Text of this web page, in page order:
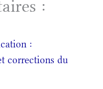
:
:
corrections du